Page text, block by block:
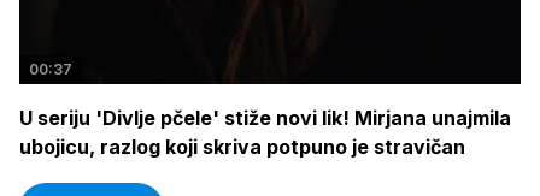
00:37
U seriju 'Divlje pčele' stiže novi lik! Mirjana unajmila
ubojicu, razlog koji skriva potpuno je stravičan